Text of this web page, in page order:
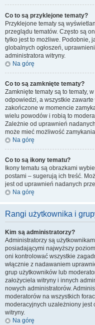
Co to są przyklejone tematy?
Przyklejone tematy są
przeglądu tematów. Często są
tylko jest to możliwe. Podobnie,
globalnych ogłoszeń,
administratora witryny.
Na górę
Co to są zamknięte tematy?
Zamknięte tematy są to tematy,
odpowiedzi, a wszystkie
zakończone w momencie
wielu powodów i robią to
Zależnie od uprawnień
może mieć możliwość
Na górę
Co to są ikony tematu?
Ikony tematu są obrazkami
postami – sugerują ich treść.
jest od uprawnień nadanych
Na górę
Rangi użytkownika i
Kim są administratorzy?
Administratorzy są
posiadającymi najwyższy
oni kontrolować wszystkie
włącznie z nadawaniem
grup użytkowników lub
założyciela witryny i innych
nowych administratorów.
moderatorów na wszystkich
moderacyjnych uzależniony jest
witryny.
Na górę